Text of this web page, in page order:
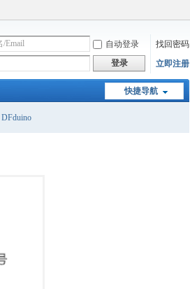
自动登录
找回密码
登录 立即注册
快捷导航
DFduino